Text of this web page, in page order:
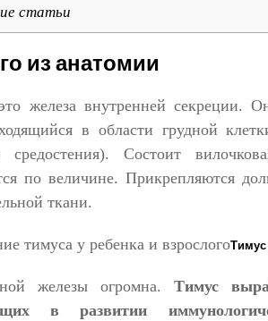
статьи
из анатомии
железа внутренней секреции.
в области грудной
средостения). Состоит
по величине. Прикрепляются
ткани.
Тимус
железы огромна. Тимус
в развитии